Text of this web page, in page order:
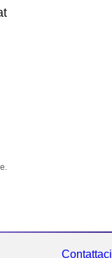
Contattaci